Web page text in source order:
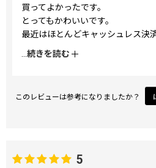
買ってよかったです。
とってもかわいいです。
最近はほとんどキャッシュレス決
ない私にはぴったりでした。
続きを読む
このレビューは参考になりましたか？
5